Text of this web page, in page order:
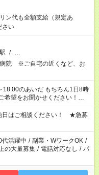
ン代も全額支給（規定あ
さい
/ …
病院 ※ご自宅の近くなど、お
のあいだ もちろん1日8時
希望をお聞かせください！★家
慮なくご相談ください。 ※
す
日はご相談ください！ ★急募
代活躍中 / 副業・WワークOK /
の大量募集 / 電話対応なし / パ